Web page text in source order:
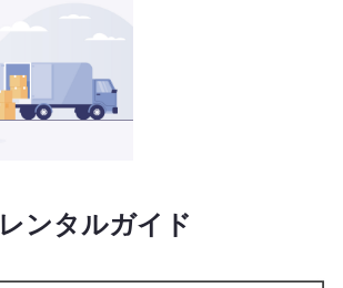
レンタルガイド